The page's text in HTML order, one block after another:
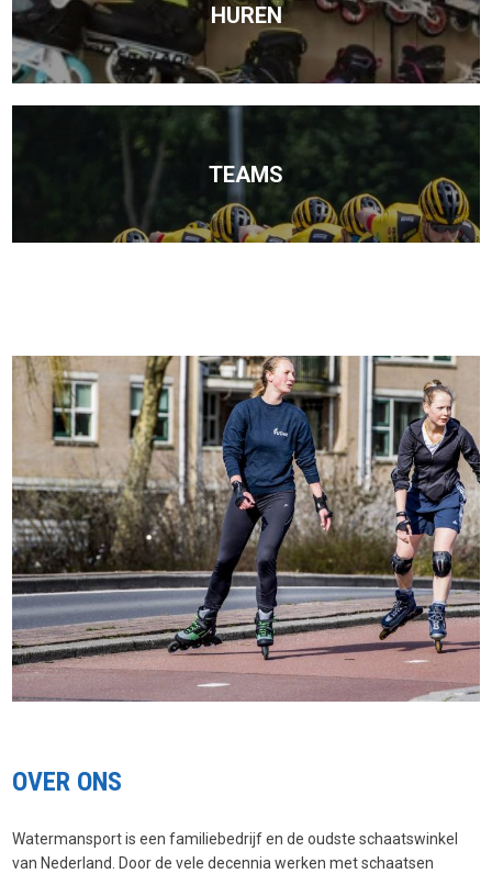
HUREN
TEAMS
OVER ONS
Watermansport is een familiebedrijf en de oudste schaatswinkel
van Nederland. Door de vele decennia werken met schaatsen